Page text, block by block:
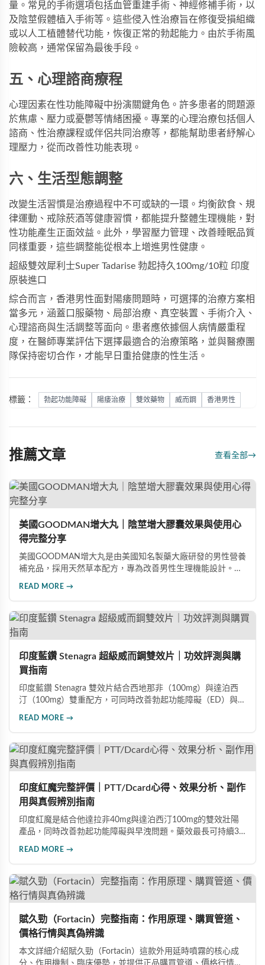
量。常見的手術選項包括血管重建手術、神經修補手術，以
及陰莖假體植入手術等。這些侵入性治療旨在修復受損組織
或以人工植體替代功能，恢復正常的勃起能力。由於手術風
險較高，通常保留為最後手段。
五、心理諮商療程
心理因素在性功能障礙中扮演關鍵角色。許多患者的問題源
於焦慮、壓力或憂鬱等情緒困擾。專業的心理治療包括個人
諮商、性治療課程或伴侶共同治療等，都能幫助患者紓解心
理壓力，從而改善性功能表現。
六、生活型態調整
改變生活習慣是治療過程中不可或缺的一環。均衡飲食、規
律運動、戒除菸酒等健康習慣，都能提升整體生理機能，對
性功能產生正面效益。此外，學習壓力管理、改善睡眠品質
同樣重要，這些調整能從根本上增進男性健康。
超級雙效犀利士Super Tadarise 勃起持久100mg/10粒 印度
原裝進口
綜合而言，香港男性面對陽痿問題時，可選擇的治療方案相
當多元，涵蓋口服藥物、局部治療、真空裝置、手術介入、
心理諮商與生活調整等面向。患者應依據個人病情嚴重程
度，在醫師專業評估下選擇最適合的治療策略，並與醫療團
隊保持密切合作，才能早日重拾健康的性生活。
標籤： 勃起功能障礙 陽痿治療 雙效藥物 威而鋼 香港男性
推薦文章 查看全部→
美國GOODMAN增大丸｜陰莖增大膠囊效果與使用心
得完整分享
美國GOODMAN增大丸是由美國知名製藥大廠研發的男性營養
補充品，採用天然草本配方，專為改善男性生理機能設計。根
READ MORE →
印度藍鑽 Stenagra 超級威而鋼雙效片｜功效評測與購
買指南
印度藍鑽 Stenagra 雙效片結合西地那非（100mg）與達泊西
汀（100mg）雙重配方，可同時改善勃起功能障礙（ED）與早
高的男性保健品選擇。
READ MORE →
印度紅魔完整評價｜PTT/Dcard心得、效果分析、副作
用與真假辨別指南
印度紅魔是結合他達拉非40mg與達泊西汀100mg的雙效壯陽
產品，同時改善勃起功能障礙與早洩問題。藥效最長可持續36
READ MORE →
賦久勁（Fortacin）完整指南：作用原理、購買管道、
價格行情與真偽辨識
本文詳細介紹賦久勁（Fortacin）這款外用延時噴霧的核心成